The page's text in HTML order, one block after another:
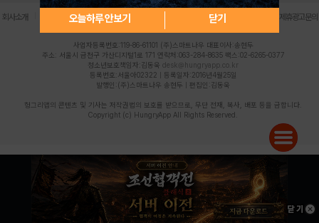
오늘하루 안보기 닫기
회사소개 | 개인정보 처리방침 불법촬영물 신고센터 제휴광고문의
사업자등록번호:119-86-61101 (주)스마트나우 대표이사:송현두
주소: 서울시 금천구 가산디지털1로 171 연락처:063-284-8635 팩스:02-6265-0377
청소년보호책임자:김동욱 desk@hungryapp.co.kr
등록번호:서울아02322 | 등록일자:2016년4월25일
발행인:(주)스마트나우 송현두 | 편집인:김동욱
헝그리앱의 콘텐츠 및 기사는 저작권법의 보호를 받으므로, 무단 전재, 복사, 배포 등을 금합니다.
Copyright (c) HungryApp All Rights Reserved.